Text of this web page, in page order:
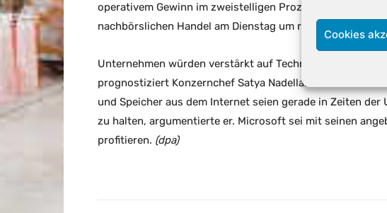
Cookies
operativem Gewinn im zweistelligen Prozentbereich. Die
nachbörslichen Handel am Dienstag um rund vier Prozent
Unternehmen würden verstärkt auf Technologie setzen,
prognostiziert Konzernchef Satya Nadella. Vor allem
und Speicher aus dem Internet seien gerade in Zeiten
zu halten, argumentierte er. Microsoft sei mit seinen
profitieren. (dpa)